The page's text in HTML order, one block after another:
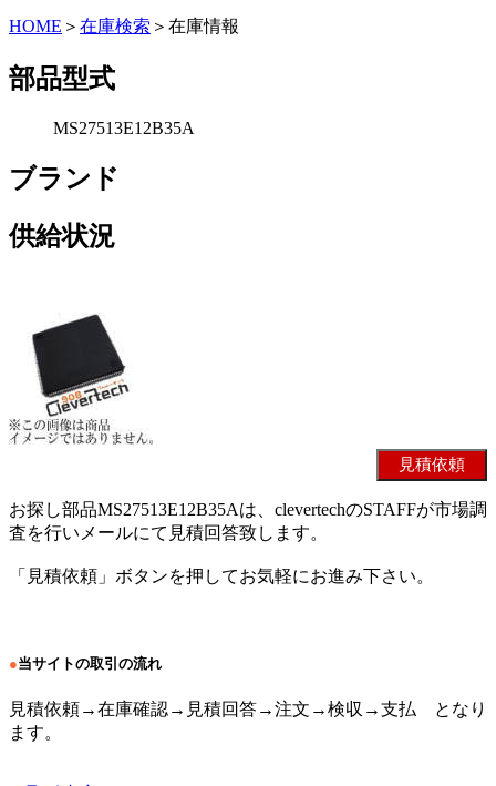
HOME ＞ 在庫検索 ＞在庫情報
部品型式
MS27513E12B35A
ブランド
供給状況
お探し部品MS27513E12B35Aは、clevertechのSTAFFが市場調
査を行いメールにて見積回答致します。
「見積依頼」ボタンを押してお気軽にお進み下さい。
●当サイトの取引の流れ
見積依頼→在庫確認→見積回答→注文→検収→支払 となり
ます。